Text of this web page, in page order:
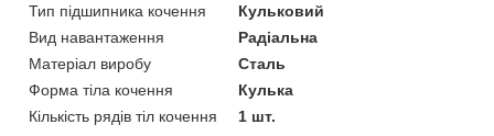
Тип підшипника кочення
Кульковий
Вид навантаження
Радіальна
Матеріал виробу
Сталь
Форма тіла кочення
Кулька
Кількість рядів тіл кочення
1 шт.